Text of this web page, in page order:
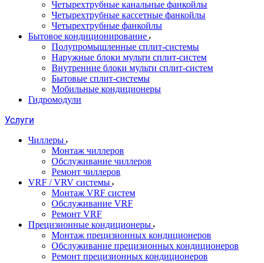
Четырехтрубные канальные фанкойлы
Четырехтрубные кассетные фанкойлы
Четырехтрубные фанкойлы
Бытовое кондиционирование
Полупромышленные сплит-системы
Наружные блоки мульти сплит-систем
Внутренние блоки мульти сплит-систем
Бытовые сплит-системы
Мобильные кондиционеры
Гидромодули
Услуги
Чиллеры
Монтаж чиллеров
Обслуживание чиллеров
Ремонт чиллеров
VRF / VRV системы
Монтаж VRF систем
Обслуживание VRF
Ремонт VRF
Прецизионные кондиционеры
Монтаж прецизионных кондиционеров
Обслуживание прецизионных кондиционеров
Ремонт прецизионных кондиционеров